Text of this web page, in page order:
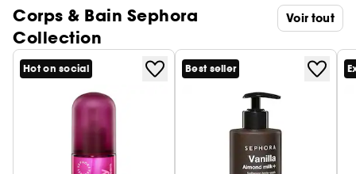
Corps & Bain Sephora
Collection
Voir tout
Hot on social Best seller